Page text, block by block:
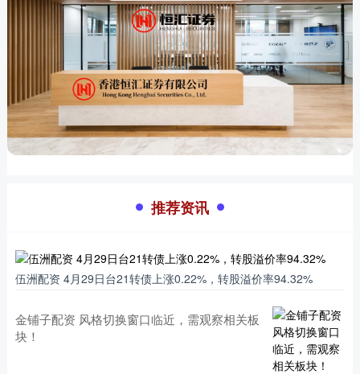
推荐资讯
伍洲配资 4月29日台21转债上涨0.22%，转股溢价率94.32%
金铺子配资 风格切换窗口临近，需观察相关板
块！